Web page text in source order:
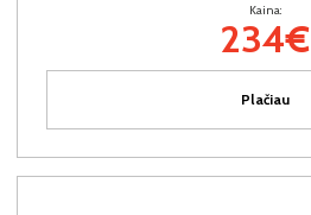
Kaina:
234€
Plačiau